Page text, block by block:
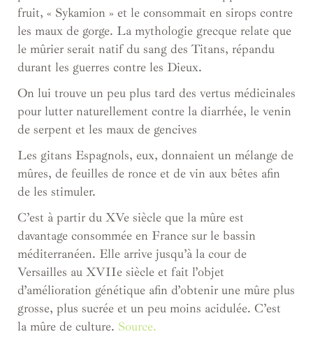
fruit, « Sykamion » et le consommait en sirops contre
les maux de gorge. La mythologie grecque relate que
le mûrier serait natif du sang des Titans, répandu
durant les guerres contre les Dieux.
On lui trouve un peu plus tard des vertus médicinales
pour lutter naturellement contre la diarrhée, le venin
de serpent et les maux de gencives
Les gitans Espagnols, eux, donnaient un mélange de
mûres, de feuilles de ronce et de vin aux bêtes afin
de les stimuler.
C’est à partir du XVe siècle que la mûre est
davantage consommée en France sur le bassin
méditerranéen. Elle arrive jusqu’à la cour de
Versailles au XVIIe siècle et fait l’objet
d’amélioration génétique afin d’obtenir une mûre plus
grosse, plus sucrée et un peu moins acidulée. C’est
la mûre de culture. Source.